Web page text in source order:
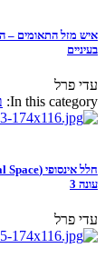
איש מזל התאומים –
בעיניים
עדי פרל
In this category:
עונה 3
עדי פרל